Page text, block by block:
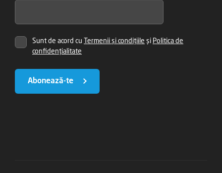
Sunt de acord cu Termenii și condițiile și Politica de
confidențialitate
Abonează-te